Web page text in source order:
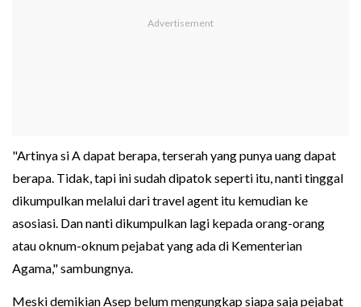
"Artinya si A dapat berapa, terserah yang punya uang dapat
berapa. Tidak, tapi ini sudah dipatok seperti itu, nanti tinggal
dikumpulkan melalui dari travel agent itu kemudian ke
asosiasi. Dan nanti dikumpulkan lagi kepada orang-orang
atau oknum-oknum pejabat yang ada di Kementerian
Agama," sambungnya.
Meski demikian Asep belum mengungkap siapa saja pejabat